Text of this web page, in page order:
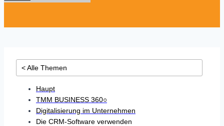
< Alle Themen
Haupt
TMM BUSINESS 360○
Digitalisierung im Unternehmen
Die CRM-Software verwenden